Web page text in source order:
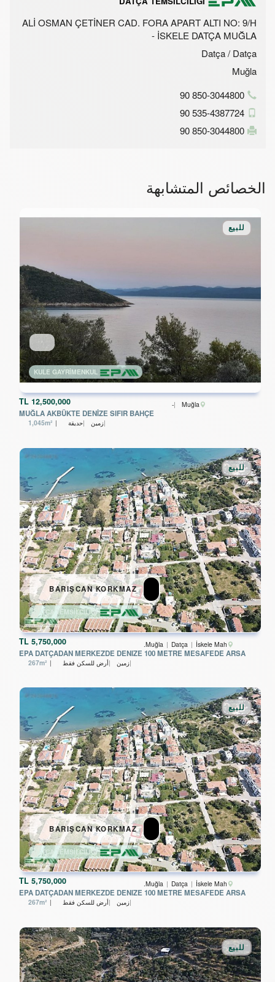
ALİ OSMAN ÇETİNER CAD. FORA APART ALTI NO: 9/H
- İSKELE DATÇA MUĞLA
Datça / Datça
Muğla
90 850-3044800
90 535-4387724
90 850-3044800
الخصائص المتشابهة
TL12,500,000 Muğla
-
MUĞLA AKBÜKTE DENİZE SIFIR BAHÇE
للبيع
زمین حديقة 1,045m²
TL5,750,000 Muğla Datça İskele Mah.
EPA DATÇADAN MERKEZDE DENIZE 100 METRE MESAFEDE ARSA
للبيع
زمین أرض للسكن فقط 267m²
DATÇA TEMSİLCİLİĞİ
BARIŞCAN KORKMAZ
TL5,750,000 Muğla Datça İskele Mah.
EPA DATÇADAN MERKEZDE DENIZE 100 METRE MESAFEDE ARSA
للبيع
زمین أرض للسكن فقط 267m²
DATÇA TEMSİLCİLİĞİ
BARIŞCAN KORKMAZ
للبيع